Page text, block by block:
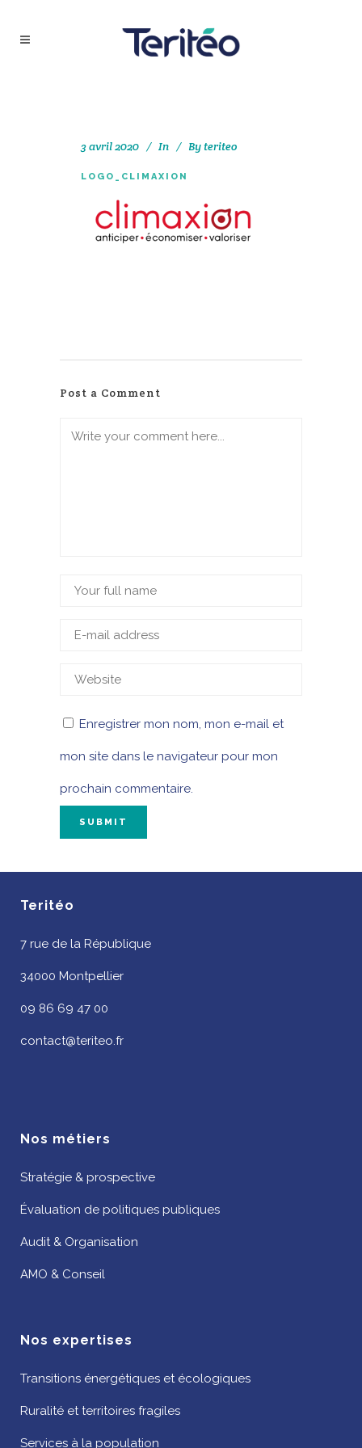
3 avril 2020 In Byteriteo
LOGO_CLIMAXION
Post a Comment
Enregistrer mon nom, mon e-mail et
mon site dans le navigateur pour mon
prochain commentaire.
Teritéo
7 rue de la République
34000 Montpellier
09 86 69 47 00
contact@teriteo.fr
Nos métiers
Stratégie & prospective
Évaluation de politiques publiques
Audit & Organisation
AMO & Conseil
Nos expertises
Transitions énergétiques et écologiques
Ruralité et territoires fragiles
Services à la population